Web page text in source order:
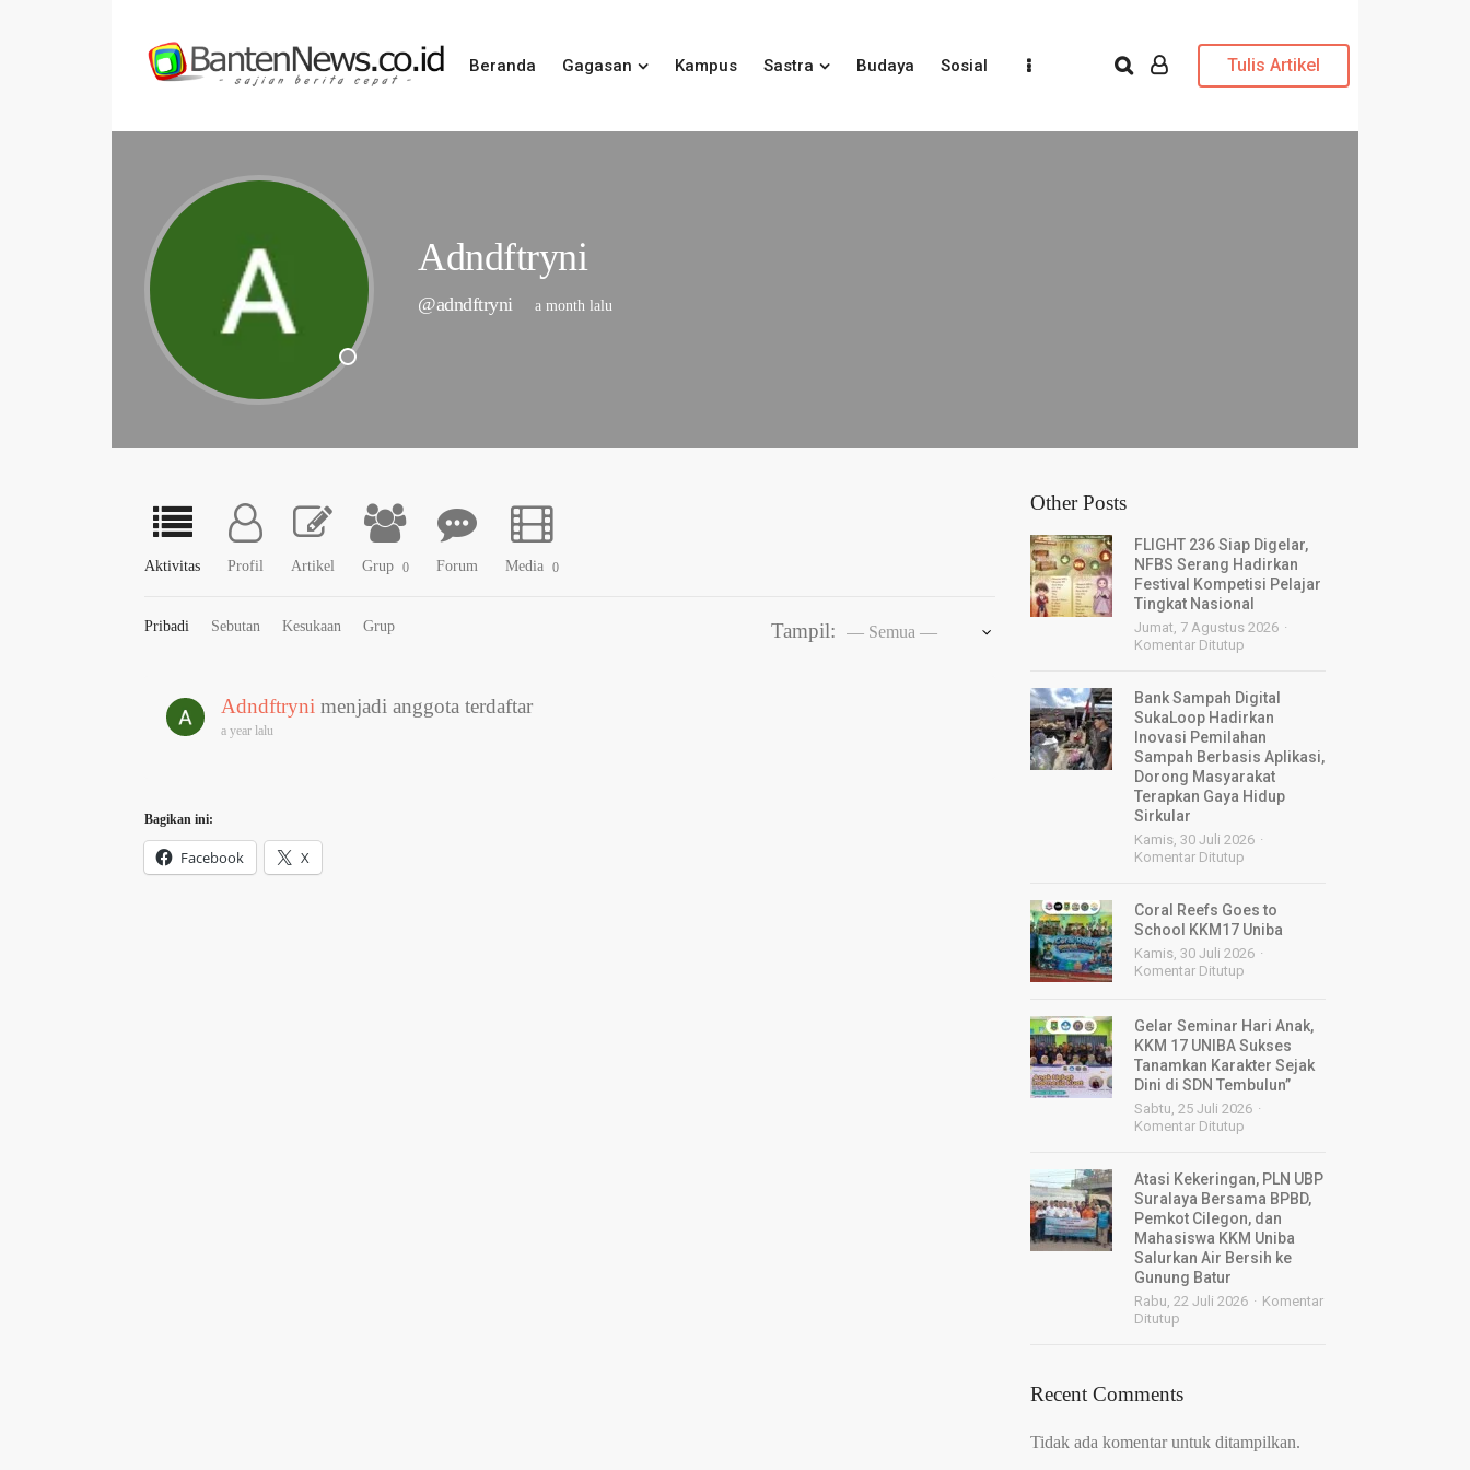
Beranda Gagasan Kampus Sastra Budaya Sosial Tulis Artikel
Adndftryni
@adndftryni a month lalu
Aktivitas Profil Artikel Grup 0 Forum Media 0
Pribadi Sebutan Kesukaan Grup Tampil:
Adndftryni menjadi anggota terdaftar
a year lalu
Bagikan ini:
Facebook X
Other Posts
FLIGHT 236 Siap Digelar,
NFBS Serang Hadirkan
Festival Kompetisi Pelajar
Tingkat Nasional
Jumat, 7 Agustus 2026
Komentar Ditutup
Bank Sampah Digital
SukaLoop Hadirkan
Inovasi Pemilahan
Sampah Berbasis Aplikasi,
Dorong Masyarakat
Terapkan Gaya Hidup
Sirkular
Kamis, 30 Juli 2026
Komentar Ditutup
Coral Reefs Goes to
School KKM17 Uniba
Kamis, 30 Juli 2026
Komentar Ditutup
Gelar Seminar Hari Anak,
KKM 17 UNIBA Sukses
Tanamkan Karakter Sejak
Dini di SDN Tembulun”
Sabtu, 25 Juli 2026
Komentar Ditutup
Atasi Kekeringan, PLN UBP
Suralaya Bersama BPBD,
Pemkot Cilegon, dan
Mahasiswa KKM Uniba
Salurkan Air Bersih ke
Gunung Batur
Rabu, 22 Juli 2026
Komentar
Ditutup
Recent Comments
Tidak ada komentar untuk ditampilkan.